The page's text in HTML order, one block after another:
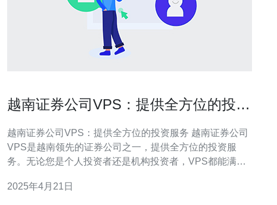
越南证券公司VPS：提供全方位的投资
越南证券公司VPS：提供全方位的投资服务 越南证券公司
VPS是越南领先的证券公司之一，提供全方位的投资服
务。无论您是个人投资者还是机构投资者，VPS都能满足
为客户提供最佳的交易体验。 VPS提供多种投资产品，包
2025年4月21日